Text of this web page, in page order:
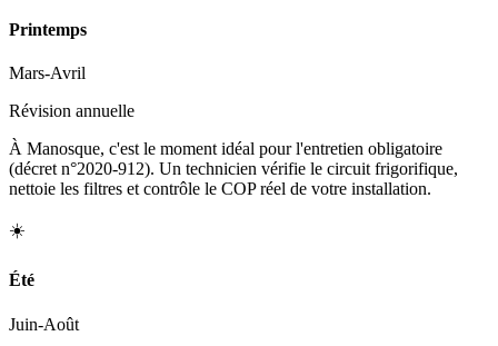
Printemps
Mars-Avril
Révision annuelle
À Manosque, c'est le moment idéal pour l'entretien obligatoire
(décret n°2020-912). Un technicien vérifie le circuit frigorifique,
nettoie les filtres et contrôle le COP réel de votre installation.
☀️
Été
Juin-Août